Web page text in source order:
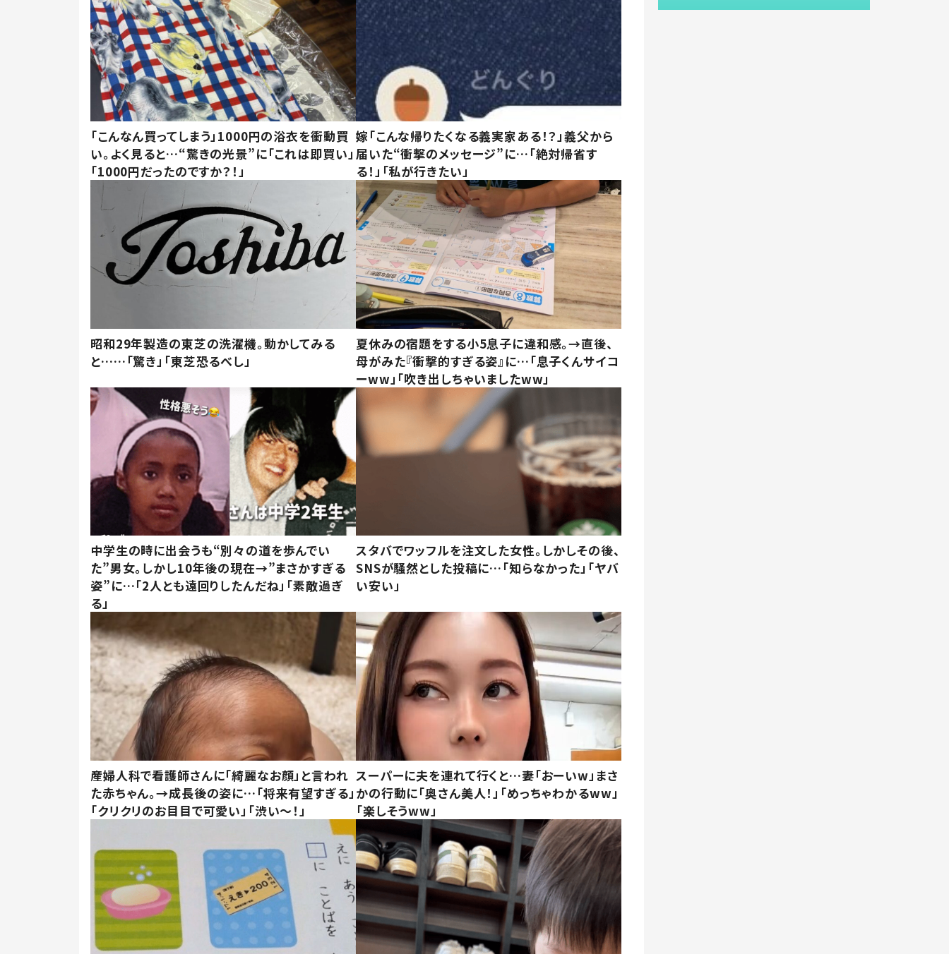
「こんなん買ってしまう」1000円の浴衣を衝動買
い。よく見ると…“驚きの光景”に「これは即買い」
「1000円だったのですか？！」
嫁「こんな帰りたくなる義実家ある！？」義父から
届いた“衝撃のメッセージ”に…「絶対帰省す
る！」「私が行きたい」
昭和29年製造の東芝の洗濯機。動かしてみる
と……「驚き」「東芝恐るべし」
夏休みの宿題をする小5息子に違和感。→直後、
母がみた『衝撃的すぎる姿』に…「息子くんサイコ
ーww」「吹き出しちゃいましたww」
中学生の時に出会うも“別々の道を歩んでい
た”男女。しかし10年後の現在→”まさかすぎる
姿”に…「2人とも遠回りしたんだね」「素敵過ぎ
る」
スタバでワッフルを注文した女性。しかしその後、
SNSが騒然とした投稿に…「知らなかった」「ヤバ
い安い」
産婦人科で看護師さんに「綺麗なお顔」と言われ
た赤ちゃん。→成長後の姿に…「将来有望すぎる」
「クリクリのお目目で可愛い」「渋い～！」
スーパーに夫を連れて行くと…妻「おーいw」まさ
かの行動に「奥さん美人！」「めっちゃわかるww」
「楽しそうww」